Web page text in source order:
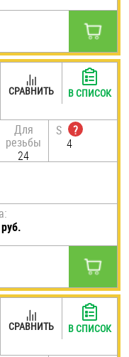
Для
резьбы
24
S
?
4
СРАВНИТЬ В СПИСОК
СРАВНИТЬ В СПИСОК